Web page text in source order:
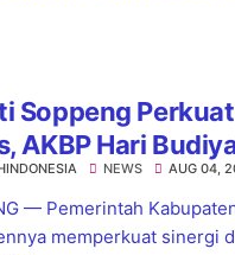
Soppeng
AKBP Hari
24 JamNEWS AUG 04,
— Pemerintah
memperkuat sinergi